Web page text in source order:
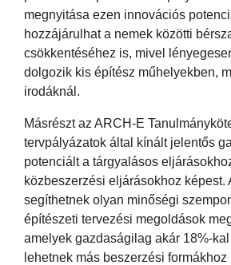
megnyitása ezen innovációs
hozzájárulhat a nemek közötti
csökkentéséhez is, mivel
dolgozik kis építész műhelyekben,
irodáknál.
Másrészt az ARCH-E
tervpályázatok által kínált jelentős
potenciált a tárgyalásos
közbeszerzési eljárásokhoz képest.
segíthetnek olyan minőségi
építészeti tervezési megoldások
amelyek gazdaságilag akár 18%-
lehetnek más beszerzési formákhoz